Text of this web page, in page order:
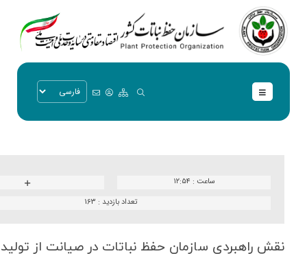
ساعت : ۱۲:۵۴
تعداد بازدید : 163
نقش راهبردی سازمان حفظ نباتات در صیانت از